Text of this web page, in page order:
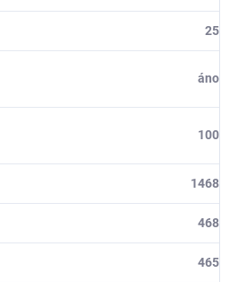
25
áno
100
1468
468
465